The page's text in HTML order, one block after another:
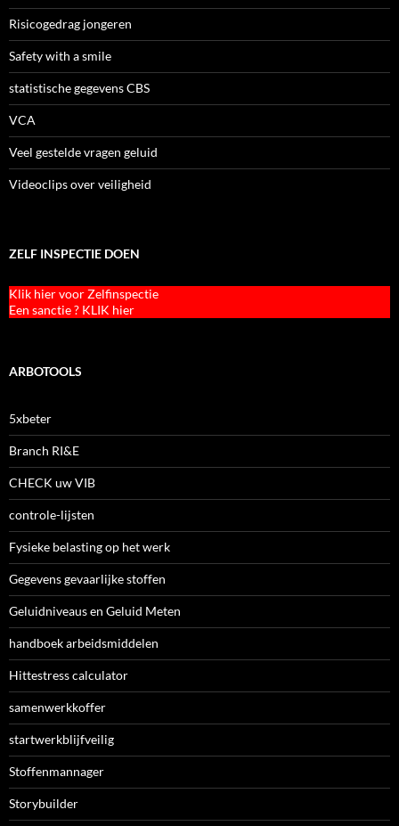
Risicogedrag jongeren
Safety with a smile
statistische gegevens CBS
VCA
Veel gestelde vragen geluid
Videoclips over veiligheid
ZELF INSPECTIE DOEN
Klik hier voor Zelfinspectie
Een sanctie ? KLIK hier
ARBOTOOLS
5xbeter
Branch RI&E
CHECK uw VIB
controle-lijsten
Fysieke belasting op het werk
Gegevens gevaarlijke stoffen
Geluidniveaus en Geluid Meten
handboek arbeidsmiddelen
Hittestress calculator
samenwerkkoffer
startwerkblijfveilig
Stoffenmannager
Storybuilder